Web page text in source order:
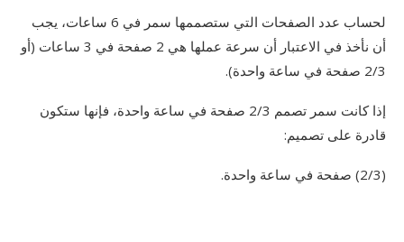
لحساب عدد الصفحات التي ستصممها سمر في 6 ساعات، يجب
أن نأخذ في الاعتبار أن سرعة عملها هي 2 صفحة في 3 ساعات (أو
2/3 صفحة في ساعة واحدة).
إذا كانت سمر تصمم 2/3 صفحة في ساعة واحدة، فإنها ستكون
قادرة على تصميم:
(2/3) صفحة في ساعة واحدة.